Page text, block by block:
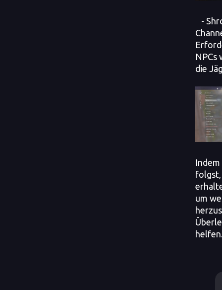
-
NPCs
die
folgst,
um